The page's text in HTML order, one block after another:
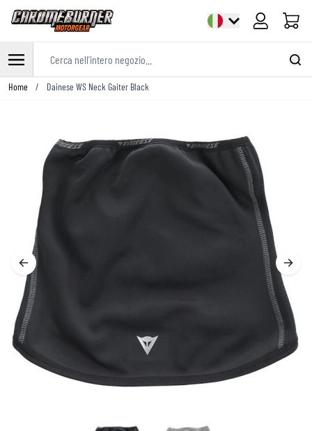
Cart
Salta al contenuto
Home / Dainese WS Neck Gaiter Black